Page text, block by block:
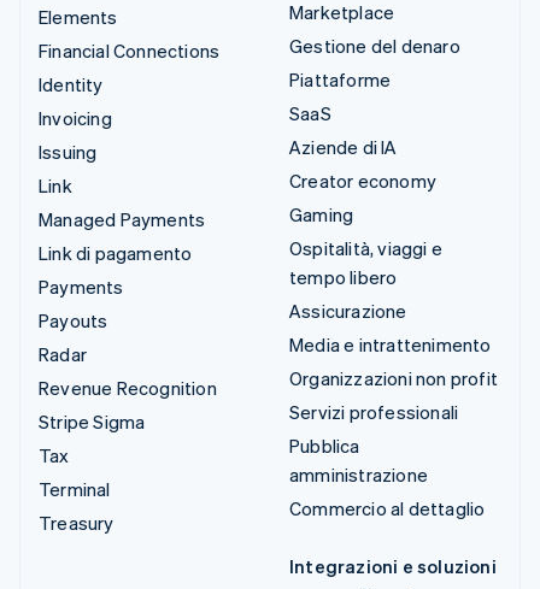
Elements
Financial Connections
Identity
Invoicing
Issuing
Link
Managed Payments
Link di pagamento
Payments
Payouts
Radar
Revenue Recognition
Stripe Sigma
Tax
Terminal
Treasury
Marketplace
Gestione del denaro
Piattaforme
SaaS
Aziende di IA
Creator economy
Gaming
Ospitalità, viaggi e
tempo libero
Assicurazione
Media e intrattenimento
Organizzazioni non profit
Servizi professionali
Pubblica
amministrazione
Commercio al dettaglio
Integrazioni e soluzioni